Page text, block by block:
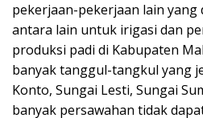
pekerjaan-pekerjaan lain
antara lain untuk irigasi dan
produksi padi di Kabupaten
banyak tanggul-tangkul yang
Konto, Sungai Lesti, Sungai
banyak persawahan tidak